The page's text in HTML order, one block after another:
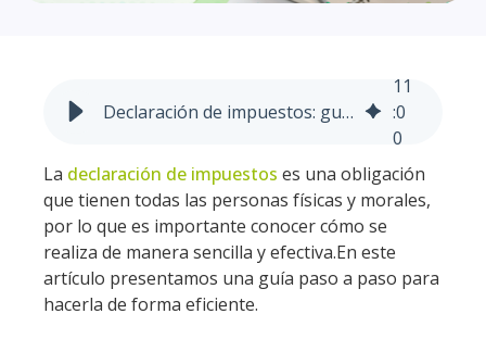
Declaración de impuestos: guía paso a paso para realizarla
11
:0
0
La declaración de impuestos es una obligación
que tienen todas las personas físicas y morales,
por lo que es importante conocer cómo se
realiza de manera sencilla y efectiva.En este
artículo presentamos una guía paso a paso para
hacerla de forma eficiente.